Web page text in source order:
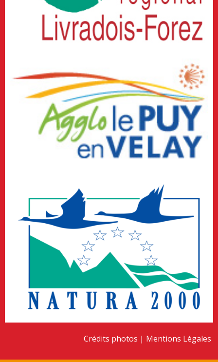
Crédits photos Mentions Légales